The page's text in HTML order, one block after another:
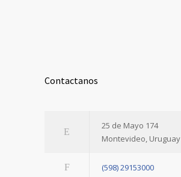
Contactanos
25 de Mayo 174
Montevideo, Uruguay
(598) 29153000